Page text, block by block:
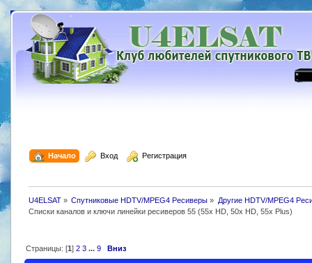
Начало Вход Регистрация
U4ELSAT» Спутниковые HDTV/MPEG4 Ресиверы » Другие HDTV/MPEG4
Списки каналов и ключи линейки ресиверов 55 (55x HD, 50x HD, 55x Plus)
Страницы: [1] 2 3 ... 9 Вниз